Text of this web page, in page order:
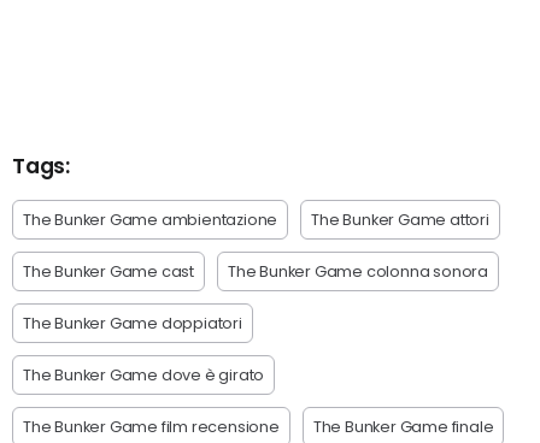
Tags:
The Bunker Game ambientazione The Bunker Game attori
The Bunker Game cast The Bunker Game colonna sonora
The Bunker Game doppiatori
The Bunker Game dove è girato
The Bunker Game film recensione The Bunker Game finale